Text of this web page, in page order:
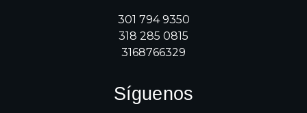
301 794 9350
318 285 0815
3168766329
Síguenos